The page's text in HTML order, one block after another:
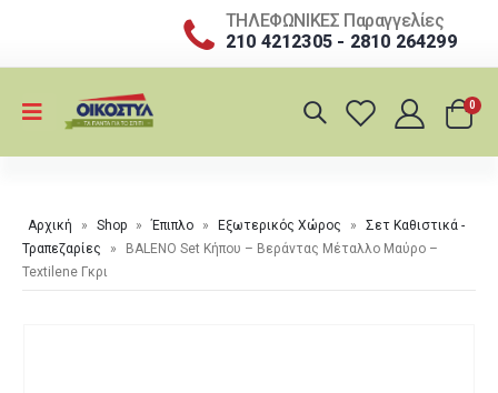
ΤΗΛΕΦΩΝΙΚΕΣ Παραγγελίες
210 4212305 - 2810 264299
0
Αρχική » Shop » Έπιπλο » Εξωτερικός Χώρος »
Σετ Καθιστικά -
Τραπεζαρίες
»
BALENO Set Κήπου – Βεράντας Μέταλλο Μαύρο –
Textilene Γκρι